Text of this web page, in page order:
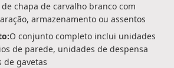
chapa de carvalho branco com
armazenamento ou assentos
O conjunto completo inclui unidades
de parede, unidades de despensa
de gavetas